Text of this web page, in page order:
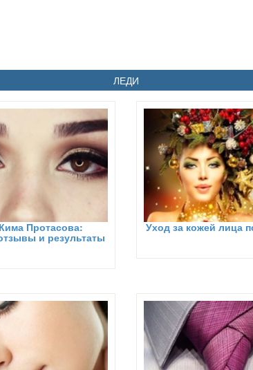
ЛЕДИ
Протасова:
и результаты
Уход за кожей лица